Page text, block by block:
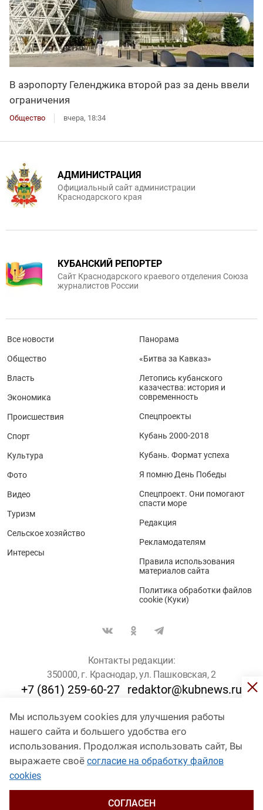
В аэропорту Геленджика второй раз за день ввели
ограничения
Общество вчера, 18:34
Мы используем cookies для улучшения работы
нашего сайта и большего удобства его
использования. Продолжая использовать сайт, Вы
выражаете своё согласие на обработку файлов
cookies
СОГЛАСЕН
АДМИНИСТРАЦИЯ
Официальный сайт администрации
Краснодарского края
КУБАНСКИЙ РЕПОРТЕР
Сайт Краснодарского краевого отделения Союза
журналистов России
Все новости
Общество
Власть
Экономика
Происшествия
Спорт
Культура
Фото
Видео
Туризм
Сельское хозяйство
Интересы
Панорама
«Битва за Кавказ»
Летопись кубанского
казачества: история и
современность
Спецпроекты
Кубань 2000-2018
Кубань. Формат успеха
Я помню День Победы
Спецпроект. Они помогают
спасти море
Редакция
Рекламодателям
Правила использования
материалов сайта
Политика обработки файлов
cookie (Куки)
Контакты редакции:
350000, г. Краснодар, ул. Пашковская, 2
+7 (861) 259-60-27 redaktor@kubnews.ru
Для пользователей старше 16 лет
© Кубанские Новости, 2017
Сетевое издание «kubnews» зарегистрировано Федеральной
службой по надзору в сфере связи, информационных технологий
и массовых коммуникаций (Роскомнадзор). Регистрационный
Пашковская, 2). Главный редактор – Филиппов О. Ю.